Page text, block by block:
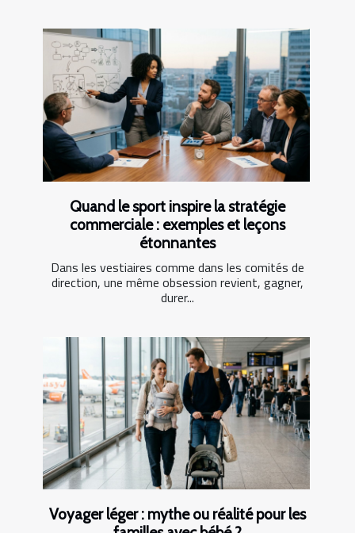
Quand le sport inspire la stratégie
commerciale : exemples et leçons
étonnantes
Dans les vestiaires comme dans les comités de
direction, une même obsession revient, gagner,
durer...
Voyager léger : mythe ou réalité pour les